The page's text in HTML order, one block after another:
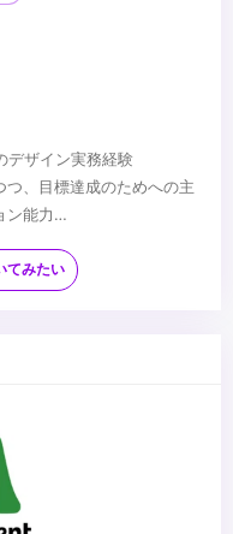
デザイン実務経験
つ、目標達成のためへの主
ン能力
以上
きる適応力
解析ツールを用いた定量
善経験
以上
ションデザインの実務経
験
てみたい